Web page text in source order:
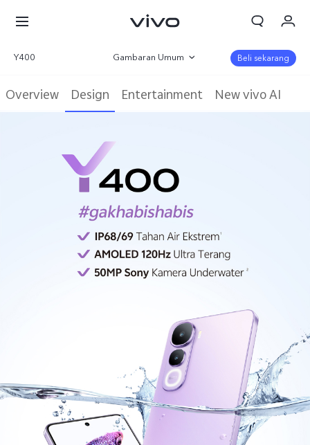
Y400 Gambaran Umum
Galeri
Beli sekarang
Overview Design Entertainment New vivo AI